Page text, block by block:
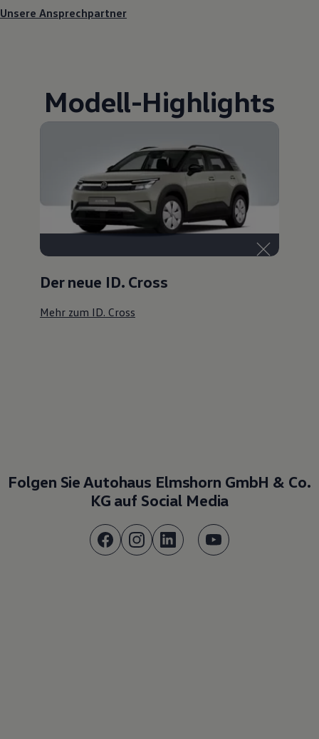
Unsere Ansprechpartner
Modell-Highlights
Der neue ID. Cross
Mehr zum ID. Cross
Folgen Sie Autohaus Elmshorn GmbH & Co.
KG auf Social Media